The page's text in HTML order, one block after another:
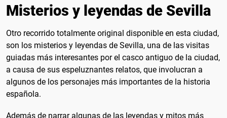
Misterios y leyendas de Sevilla
Otro recorrido totalmente original disponible en esta ciudad,
son los misterios y leyendas de Sevilla, una de las visitas
guiadas más interesantes por el casco antiguo de la ciudad,
a causa de sus espeluznantes relatos, que involucran a
algunos de los personajes más importantes de la historia
española.
Además de narrar algunas de las leyendas y mitos más